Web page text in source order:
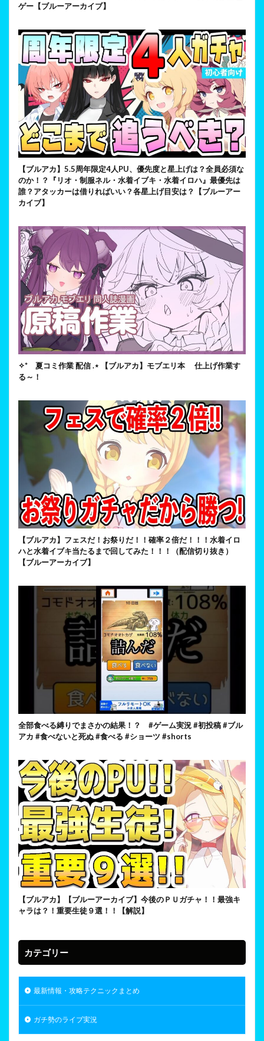
ゲー【ブルーアーカイブ】
【ブルアカ】5.5周年限定4人PU、優先度と星上げは？全員必須な
のか！？『リオ・制服ネル・水着イブキ・水着イロハ』最優先は
誰？アタッカーは借りればいい？各星上げ目安は？【ブルーアー
カイブ】
✧* 夏コミ作業 配信 .⋆ 【ブルアカ】モブエリ本 仕上げ作業す
る～！
【ブルアカ】フェスだ！お祭りだ！！確率２倍だ！！！水着イロ
ハと水着イブキ当たるまで回してみた！！！（配信切り抜き）
【ブルーアーカイブ】
全部食べる縛りでまさかの結果！？ #ゲーム実況 #初投稿 #ブル
アカ #食べないと死ぬ #食べる #ショーツ #shorts
【ブルアカ】【ブルーアーカイブ】今後のＰＵガチャ！！最強キ
ャラは？！重要生徒９選！！【解説】
カテゴリー
最新情報・攻略テクニックまとめ
ガチ勢のライブ実況